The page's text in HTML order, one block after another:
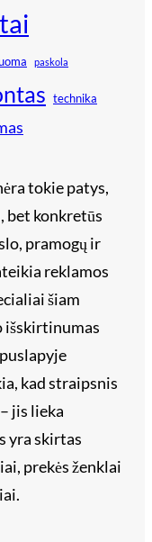
paskola
technika
tokie patys,
bet konkretūs
pramogų ir
reklamos
šiam
išskirtinumas
kad straipsnis
jis lieka
yra skirtas
prekės ženklai